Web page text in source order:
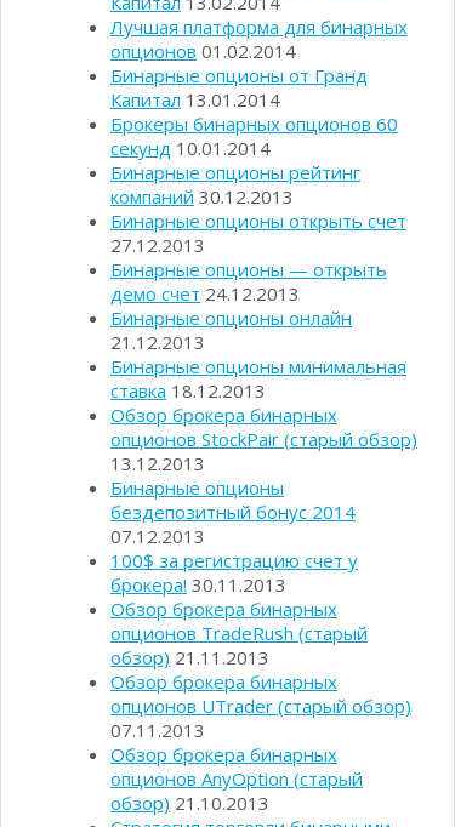
Лучшая платформа для бинарных
опционов 01.02.2014
Бинарные опционы от Гранд
Капитал 13.01.2014
Брокеры бинарных опционов 60
секунд 10.01.2014
Бинарные опционы рейтинг
компаний 30.12.2013
Бинарные опционы открыть счет
27.12.2013
Бинарные опционы — открыть
демо счет 24.12.2013
Бинарные опционы онлайн
21.12.2013
Бинарные опционы минимальная
ставка 18.12.2013
Обзор брокера бинарных
опционов StockPair (старый обзор)
13.12.2013
Бинарные опционы
бездепозитный бонус 2014
07.12.2013
100$ за регистрацию счет у
брокера! 30.11.2013
Обзор брокера бинарных
опционов TradeRush (старый
обзор) 21.11.2013
Обзор брокера бинарных
опционов UTrader (старый обзор)
07.11.2013
Обзор брокера бинарных
опционов AnyOption (старый
обзор) 21.10.2013